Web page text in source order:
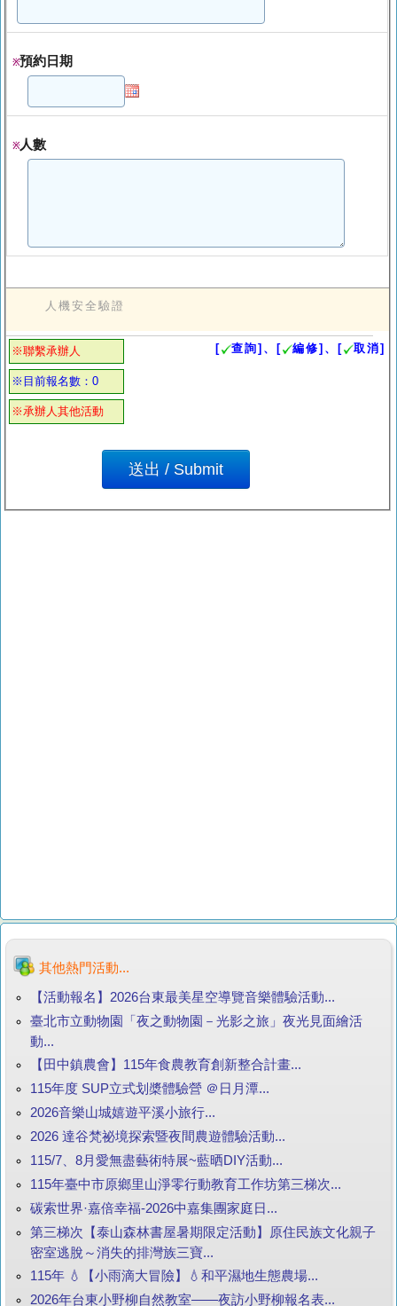
※預約日期
※人數
人機安全驗證
※聯繫承辦人
※目前報名數：0
※承辦人其他活動
[ 查詢]、[ 編修]、[ 取消]
其他熱門活動...
【活動報名】2026台東最美星空導覽音樂體驗活動...
臺北市立動物園「夜之動物園－光影之旅」夜光見面繪活
動...
【田中鎮農會】115年食農教育創新整合計畫...
115年度 SUP立式划槳體驗營 ＠日月潭...
2026音樂山城嬉遊平溪小旅行...
2026 達谷梵祕境探索暨夜間農遊體驗活動...
115/7、8月愛無盡藝術特展~藍晒DIY活動...
115年臺中市原鄉里山淨零行動教育工作坊第三梯次...
碳索世界·嘉倍幸福-2026中嘉集團家庭日...
第三梯次【泰山森林書屋暑期限定活動】原住民族文化親子
密室逃脫～消失的排灣族三寶...
115年 💧【小雨滴大冒險】💧和平濕地生態農場...
2026年台東小野柳自然教室——夜訪小野柳報名表...